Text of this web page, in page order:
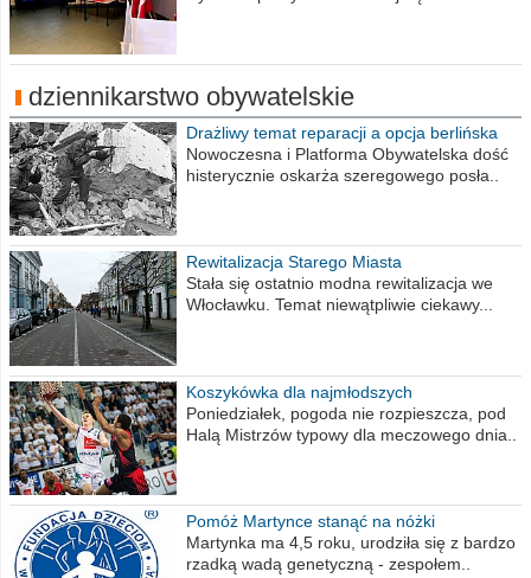
dziennikarstwo obywatelskie
Drażliwy temat reparacji a opcja berlińska
Nowoczesna i Platforma Obywatelska dość
histerycznie oskarża szeregowego posła..
Rewitalizacja Starego Miasta
Stała się ostatnio modna rewitalizacja we
Włocławku. Temat niewątpliwie ciekawy...
Koszykówka dla najmłodszych
Poniedziałek, pogoda nie rozpieszcza, pod
Halą Mistrzów typowy dla meczowego dnia..
Pomóż Martynce stanąć na nóżki
Martynka ma 4,5 roku, urodziła się z bardzo
rzadką wadą genetyczną - zespołem..